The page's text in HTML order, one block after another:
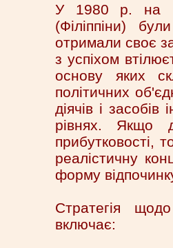
У 1980 р. на
(Філіппіни)
отримали своє
з успіхом
основу яких
політичних
діячів і
рівнях. Якщо
прибутковості,
реалістичну
форму
Стратегія
включає: